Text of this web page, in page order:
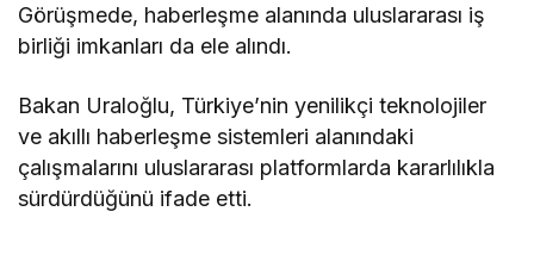
Görüşmede, haberleşme alanında uluslararası iş
birliği imkanları da ele alındı.
Bakan Uraloğlu, Türkiye’nin yenilikçi teknolojiler
ve akıllı haberleşme sistemleri alanındaki
çalışmalarını uluslararası platformlarda kararlılıkla
sürdürdüğünü ifade etti.